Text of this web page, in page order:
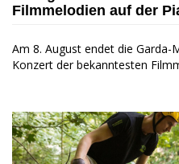
Filmmelodien auf der
Am 8. August endet die Garda-
Konzert der bekanntesten